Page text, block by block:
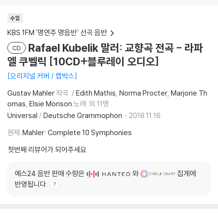
수입
KBS 1FM '명연주 명음반` 선곡 음반
CD
Rafael Kubelik 말러: 교향곡 전곡 - 라파
엘 쿠벨릭 [10CD+블루레이 오디오]
오리지널 커버 / 캡박스
Gustav Mahler 작곡 Edith Mathis Norma Procter Marjorie Th
omas Elsie Morison 노래 외 11명
Universal / Deutsche Grammophon
2018.11.16.
원제 Mahler: Complete 10 Symphonies
첫번째 리뷰어가 되어주세요
예스24 음반 판매 수량은 와
집계에
반영됩니다.